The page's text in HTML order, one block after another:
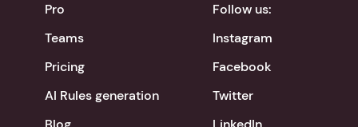
Pro
Teams
Pricing
AI Rules generation
Follow us:
Instagram
Facebook
Twitter